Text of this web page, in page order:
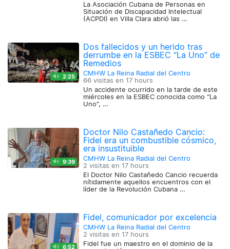
La Asociación Cubana de Personas en
Situación de Discapacidad Intelectual
(ACPDI) en Villa Clara abrió las …
2:25
Dos fallecidos y un herido tras
derrumbe en la ESBEC “La Uno” de
Remedios
CMHW La Reina Radial del Centro
66 visitas en 17 hours
Un accidente ocurrido en la tarde de este
miércoles en la ESBEC conocida como “La
Uno”, …
9:39
Doctor Nilo Castañedo Cancio:
Fidel era un combustible cósmico,
era insustituible
CMHW La Reina Radial del Centro
2 visitas en 17 hours
El Doctor Nilo Castañedo Cancio recuerda
nítidamente aquellos encuentros con el
líder de la Revolución Cubana …
6:52
Fidel, comunicador por excelencia
CMHW La Reina Radial del Centro
2 visitas en 17 hours
Fidel fue un maestro en el dominio de la